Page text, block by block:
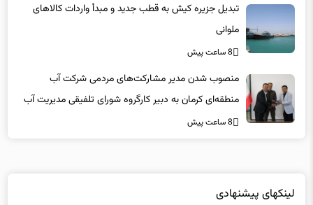
تبدیل جزیره کیش به قطب جدید و مبدأ واردات کالاهای
ملوانی
8 ساعت پیش
منصوب شدن مدیر مشارکت‌های مردمی شرکت آب
منطقه‌ای کرمان به دبیر کارگروه شورای تلفیقی مدیریت آب
8 ساعت پیش
لینکهای پیشنهادی